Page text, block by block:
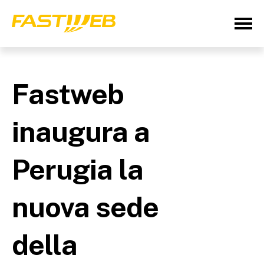
Fastweb
inaugura a
Perugia la
nuova sede
della